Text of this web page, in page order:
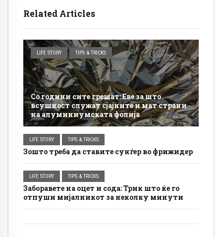
Related Articles
LIFE STORY TIPS & TRICKS
Со години сите грешат: Еве за што
всушност служат сјајните и мат страни
на алуминиумската фолија
LIFE STORY TIPS & TRICKS
Зошто треба да ставите сунѓер во фрижидер
LIFE STORY TIPS & TRICKS
Заборавете на оцет и сода: Трик што ќе го
отпуши мијалникот за неколку минути